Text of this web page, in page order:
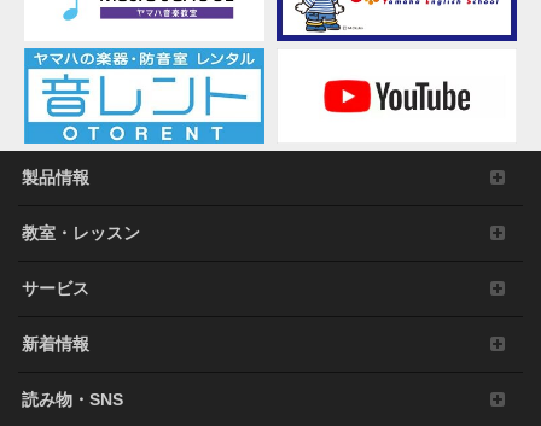
たサービスを立ち上げること。
正当な保有者から許可を得ている場合またはその
他の法的な権限を有する場合を除いて、著作権そ
の他の財産的権利により保護された物の権利侵害
となる様態にて本ソフトウェアを利用すること。
本ソフトウェアにより使用または入手できる著作
作者の許可無く複製、転送または配信したり、不
できるデータの暗号を権利者の許可なく解除した
その他、法律・公序良俗に反する行為。
3. 発行と終了
効します。
製品情報
教室・レッスン
サービス
新着情報
読み物・SNS